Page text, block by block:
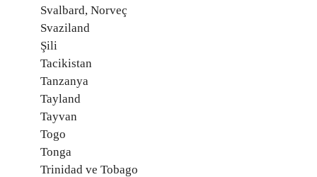
Svalbard, Norveç
Svaziland
Şili
Tacikistan
Tanzanya
Tayland
Tayvan
Togo
Tonga
Trinidad ve Tobago